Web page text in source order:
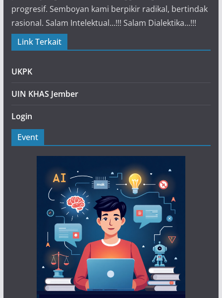
progresif. Semboyan kami berpikir radikal, bertindak
rasional. Salam Intelektual...!!! Salam Dialektika...!!!
Link Terkait
UKPK
UIN KHAS Jember
Login
Event